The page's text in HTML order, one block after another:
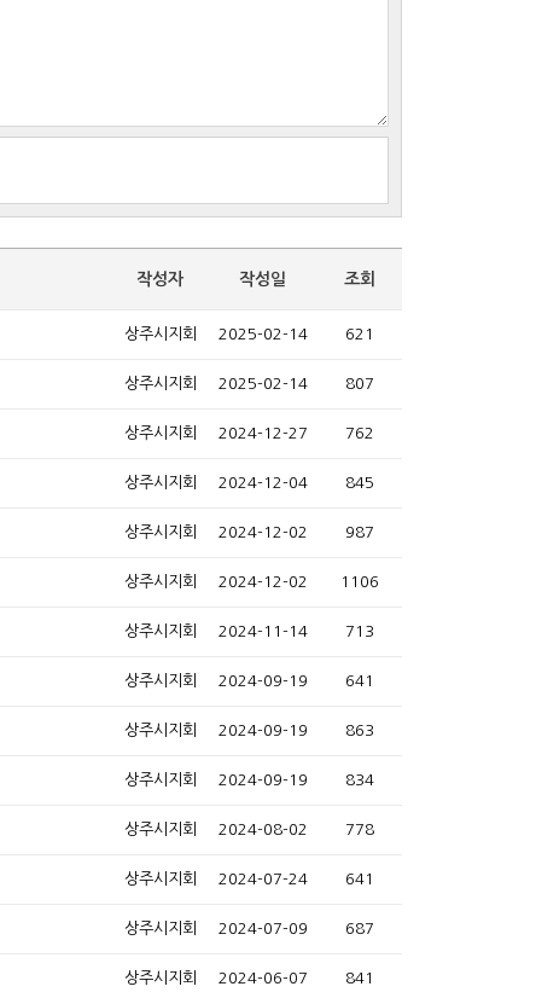
작성자 작성일 조회
상주시지회 2025-02-14 621
상주시지회 2025-02-14 807
상주시지회 2024-12-27 762
상주시지회 2024-12-04 845
상주시지회 2024-12-02 987
상주시지회 2024-12-02 1106
상주시지회 2024-11-14 713
상주시지회 2024-09-19 641
상주시지회 2024-09-19 863
상주시지회 2024-09-19 834
상주시지회 2024-08-02 778
상주시지회 2024-07-24 641
상주시지회 2024-07-09 687
상주시지회 2024-06-07 841